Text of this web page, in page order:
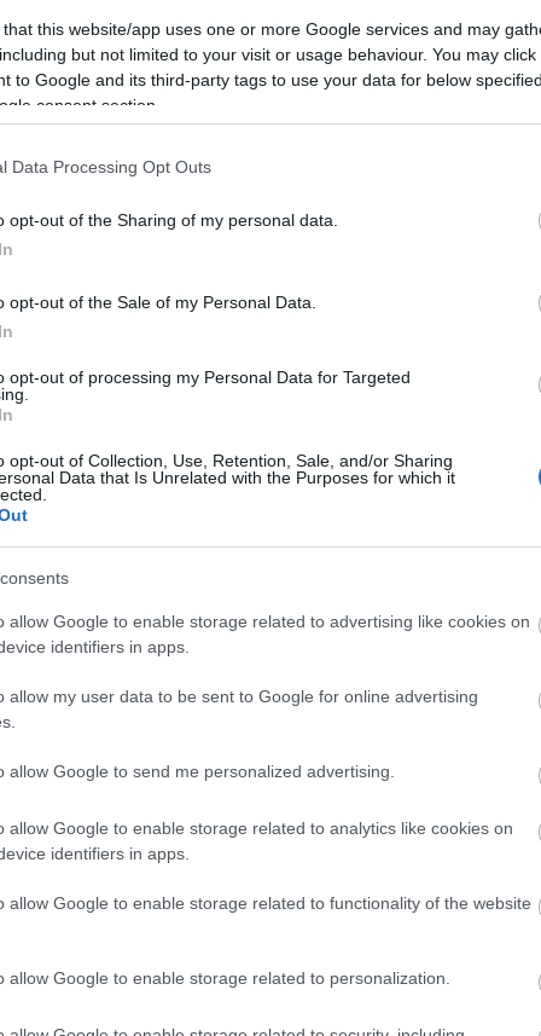
that this website/app uses one or more Google services and may
but not limited to your visit or usage behaviour. You may
to Google and its third-party tags to use your data for below
consent section.
Data Processing Opt Outs
opt-out of the Sharing of my personal data.
opt-out of the Sale of my Personal Data.
opt-out of processing my Personal Data for Targeted
opt-out of Collection, Use, Retention, Sale, and/or Sharing
Data that Is Unrelated with the Purposes for which it
allow Google to enable storage related to advertising like cookies on
identifiers in apps.
allow my user data to be sent to Google for online advertising
allow Google to send me personalized advertising.
allow Google to enable storage related to analytics like cookies on
identifiers in apps.
allow Google to enable storage related to functionality of the website
allow Google to enable storage related to personalization.
Innen
Tetszik 0
néprajz mari
Joskar-Olában II.
Nemzeti Színház kapta a finnugor színházfesztivál első
díjátNovember 24-én rendezték meg a Mari Köztársaság
fővárosában, Joskar-Olában a VII. "Majatul"…
mari karjala
adását a Marij El Rádió önálló stúdiója az
részben a köztársaság költségvetéséből
részben…